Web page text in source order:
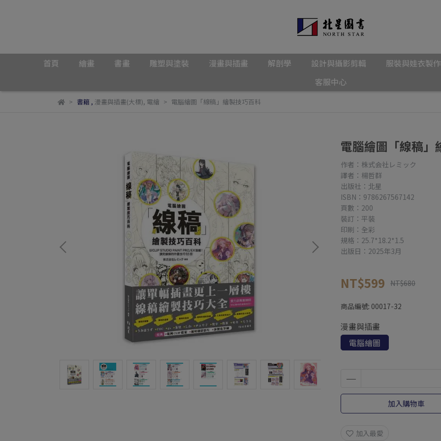
首頁 繪畫 書畫 雕塑與塗裝 漫畫與插畫 解剖學 設計與攝影剪輯
服裝與娃衣製作
客服中心
書籍, 漫畫與插畫(大標), 電繪 電腦繪圖「線稿」繪製技巧百科
電腦繪圖「線稿」
作者：株式会社レミック
譯者：楊哲群
出版社：北星
ISBN：9786267567142
頁數：200
裝訂：平裝
印刷：全彩
規格：25.7*18.2*1.5
出版日：2025年3月
NT$599 NT$680
商品編號: 00017-32
漫畫與插畫
電腦繪圖
加入購物車
加入最愛